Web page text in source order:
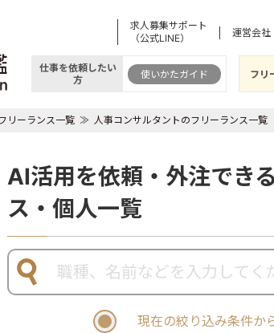
求人募集サポート
（公式LINE）
運営会社
仕事を依頼したい
方
使いかたガイド フリ
リーランス一覧 人事コンサルタントのフリーランス一覧
AI活用を依頼・外注でき
ス・個人一覧
現在の絞り込み条件か